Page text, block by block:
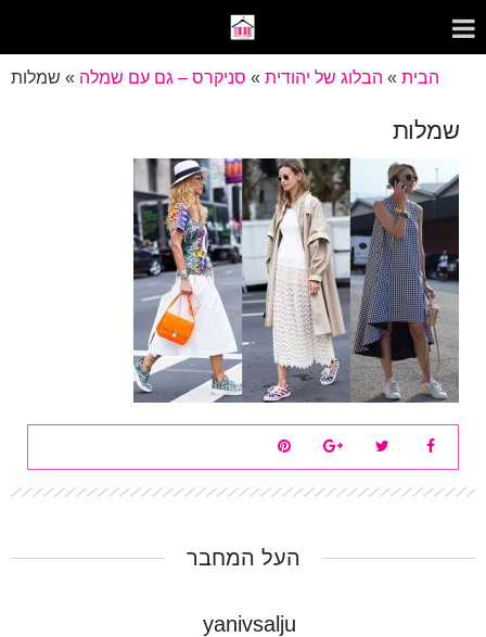
הבית » הבלוג של יהודית » סניקרס – גם עם שמלה » שמלות
שמלות
העל המחבר
yanivsalju